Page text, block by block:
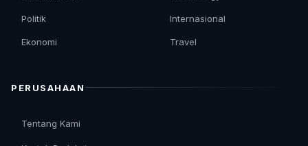
Politik
Ekonomi
Internasional
Travel
PERUSAHAAN
Tentang Kami